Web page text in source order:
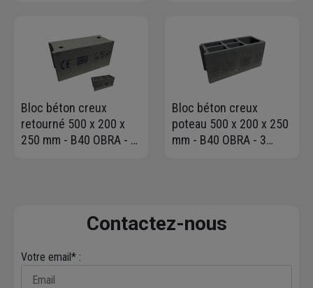
longueur 0,70 M
Bloc béton creux
retourné 500 x 200 x
250 mm - B40 OBRA - 3
Bloc béton creux
poteau 500 x 200 x 250
mm - B40 OBRA - 3
Contactez-nous
Votre email* :